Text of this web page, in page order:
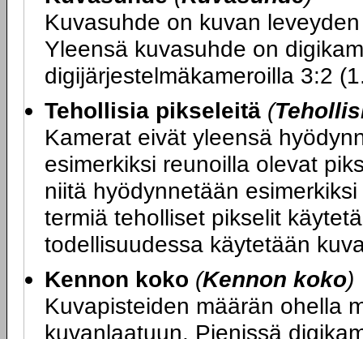
Kuvasuhde on kuvan
Yleensä kuvasuhde on
digijärjestelmäkameroilla 3:2
Tehollisia pikseleitä (
Kamerat eivät yleensä
esimerkiksi reunoilla olevat
niitä hyödynnetään
termiä teholliset pikselit
todellisuudessa käytetään
Kennon koko (Kennon koko)
Kuvapisteiden määrän ohella
kuvanlaatuun. Pienissä